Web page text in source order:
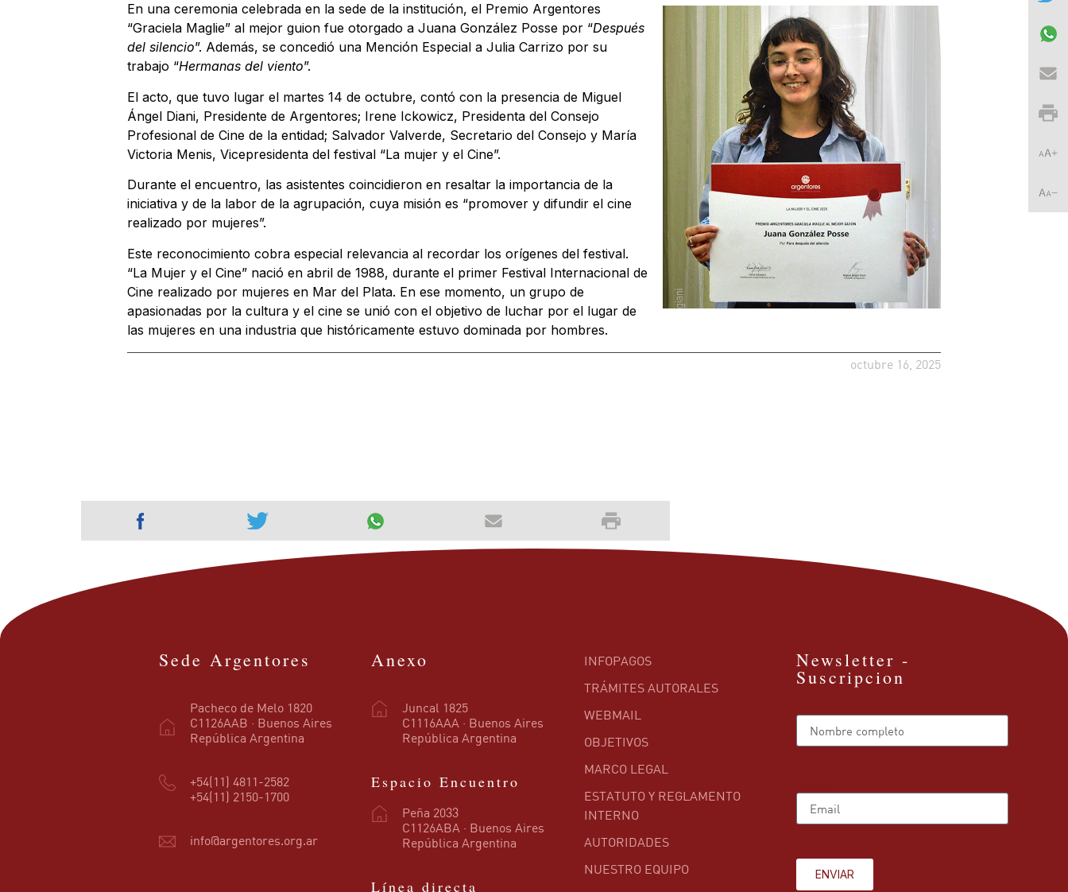
En una ceremonia celebrada en la sede de la institución, el Premio Argentores
“Graciela Maglie” al mejor guion fue otorgado a Juana González Posse por “Después
del silencio”. Además, se concedió una Mención Especial a Julia Carrizo por su
trabajo “Hermanas del viento”.
El acto, que tuvo lugar el martes 14 de octubre, contó con la presencia de Miguel
Ángel Diani, Presidente de Argentores; Irene Ickowicz, Presidenta del Consejo
Profesional de Cine de la entidad; Salvador Valverde, Secretario del Consejo y María
Victoria Menis, Vicepresidenta del festival “La mujer y el Cine”.
Durante el encuentro, las asistentes coincidieron en resaltar la importancia de la
iniciativa y de la labor de la agrupación, cuya misión es “promover y difundir el cine
realizado por mujeres”.
Este reconocimiento cobra especial relevancia al recordar los orígenes del festival.
“La Mujer y el Cine” nació en abril de 1988, durante el primer Festival Internacional de
Cine realizado por mujeres en Mar del Plata. En ese momento, un grupo de
apasionadas por la cultura y el cine se unió con el objetivo de luchar por el lugar de
las mujeres en una industria que históricamente estuvo dominada por hombres.
octubre 16, 2025
Sede Argentores
Pacheco de Melo 1820
C1126AAB · Buenos Aires
República Argentina
+54(11) 4811-2582
+54(11) 2150-1700
info@argentores.org.ar
Anexo
Juncal 1825
C1116AAA · Buenos Aires
República Argentina
Espacio Encuentro
Peña 2033
C1126ABA · Buenos Aires
República Argentina
Línea directa
INFOPAGOS
TRÁMITES AUTORALES
WEBMAIL
OBJETIVOS
MARCO LEGAL
ESTATUTO Y REGLAMENTO
INTERNO
AUTORIDADES
NUESTRO EQUIPO
Newsletter -
Suscripcion
ENVIAR